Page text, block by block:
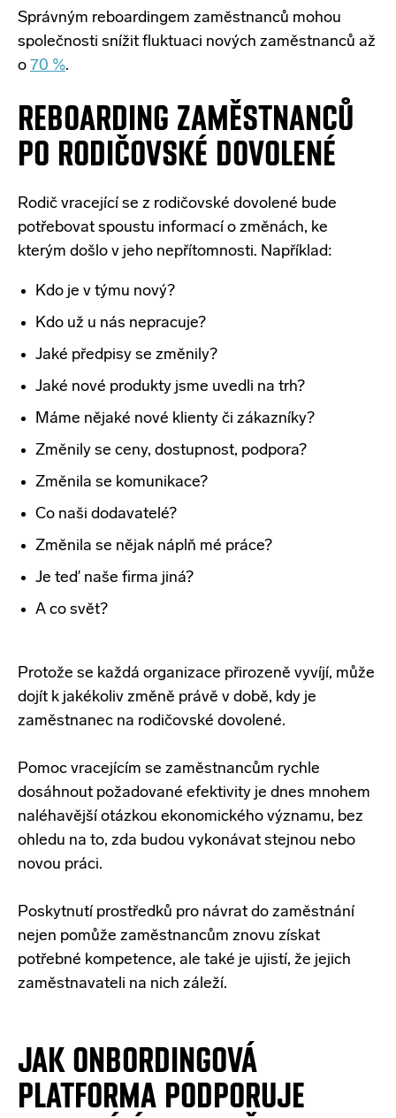
Správným reboardingem zaměstnanců mohou
společnosti snížit fluktuaci nových zaměstnanců až
o 70 %.
REBOARDING ZAMĚSTNANCŮ
PO RODIČOVSKÉ DOVOLENÉ
Rodič vracející se z rodičovské dovolené bude
potřebovat spoustu informací o změnách, ke
kterým došlo v jeho nepřítomnosti. Například:
Kdo je v týmu nový?
Kdo už u nás nepracuje?
Jaké předpisy se změnily?
Jaké nové produkty jsme uvedli na trh?
Máme nějaké nové klienty či zákazníky?
Změnily se ceny, dostupnost, podpora?
Změnila se komunikace?
Co naši dodavatelé?
Změnila se nějak náplň mé práce?
Je teď naše firma jiná?
A co svět?
Protože se každá organizace přirozeně vyvíjí, může
dojít k jakékoliv změně právě v době, kdy je
zaměstnanec na rodičovské dovolené.
Pomoc vracejícím se zaměstnancům rychle
dosáhnout požadované efektivity je dnes mnohem
naléhavější otázkou ekonomického významu, bez
ohledu na to, zda budou vykonávat stejnou nebo
novou práci.
Poskytnutí prostředků pro návrat do zaměstnání
nejen pomůže zaměstnancům znovu získat
potřebné kompetence, ale také je ujistí, že jejich
zaměstnavateli na nich záleží.
JAK ONBORDINGOVÁ
PLATFORMA PODPORUJE